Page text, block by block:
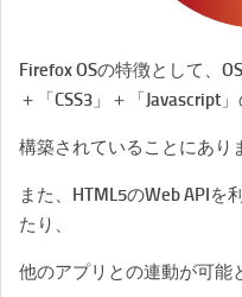
Firefox OSの特徴として、
＋「CSS3」＋「Javascript
構築されていることにあり
また、HTML5のWeb API
たり、
他のアプリとの連動が可能